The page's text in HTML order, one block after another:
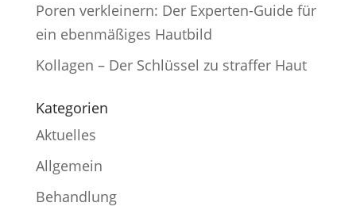
Poren verkleinern: Der Experten-Guide für
ein ebenmäßiges Hautbild
Kollagen – Der Schlüssel zu straffer Haut
Kategorien
Aktuelles
Allgemein
Behandlung